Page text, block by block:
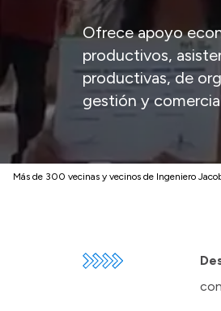
Ofrece apoyo
productivos,
productivas, de
gestión y
Más de 300 vecinas y vecinos de Ingeniero